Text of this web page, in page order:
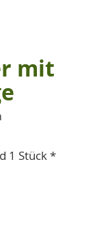
mit
1 Stück *